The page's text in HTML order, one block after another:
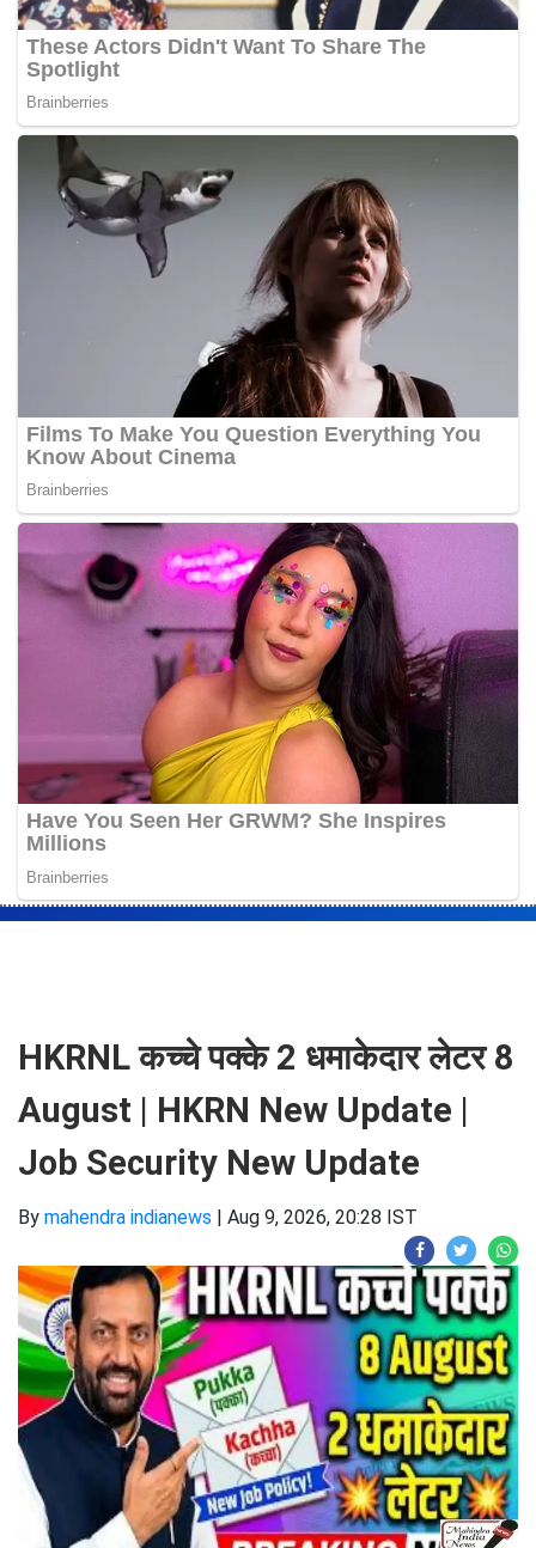
HKRNL कच्चे पक्के 2 धमाकेदार लेटर 8
August | HKRN New Update |
Job Security New Update
By mahendra indianews Aug 9, 2026, 20:28 IST